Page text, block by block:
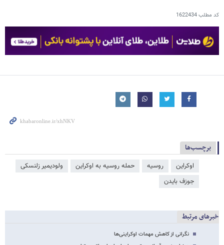
کد مطلب1622434
برچسب‌ها
اوکراین روسیه حمله روسیه به اوکراین
ولودیمیر زلنسکی
جوزف بایدن
خبرهای مرتبط
نگرانی از کاهش مهمات اوکراینی‌ها